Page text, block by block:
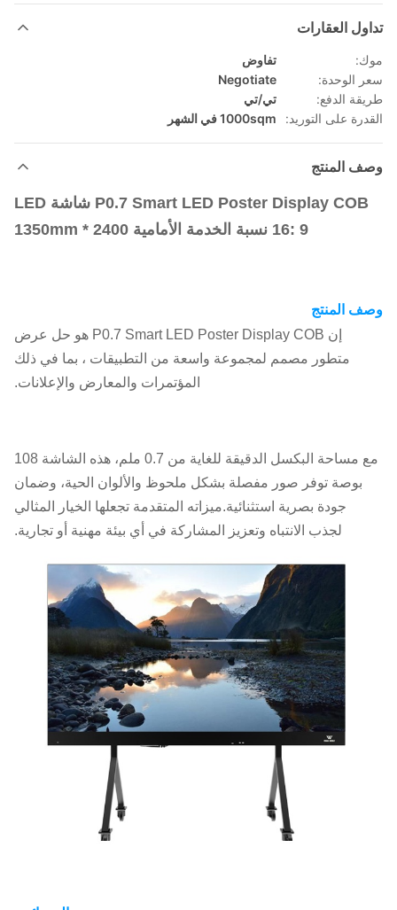
تداول العقارات
موك:
تفاوض
سعر الوحدة:
Negotiate
طريقة الدفع:
تي/تي
القدرة على التوريد:
1000sqm في الشهر
وصف المنتج
P0.7 Smart LED Poster Display COB شاشة LED
16: 9 نسبة الخدمة الأمامية 2400 * 1350mm
وصف المنتج
إن P0.7 Smart LED Poster Display COB هو حل عرض
متطور مصمم لمجموعة واسعة من التطبيقات ، بما في ذلك
المؤتمرات والمعارض والإعلانات.
مع مساحة البكسل الدقيقة للغاية من 0.7 ملم، هذه الشاشة 108
بوصة توفر صور مفصلة بشكل ملحوظ والألوان الحية، وضمان
جودة بصرية استثنائية.ميزاته المتقدمة تجعلها الخيار المثالي
لجذب الانتباه وتعزيز المشاركة في أي بيئة مهنية أو تجارية.